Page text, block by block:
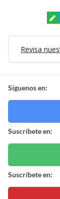
Revisa
Síguenos en:
Suscríbete en:
Suscríbete en: